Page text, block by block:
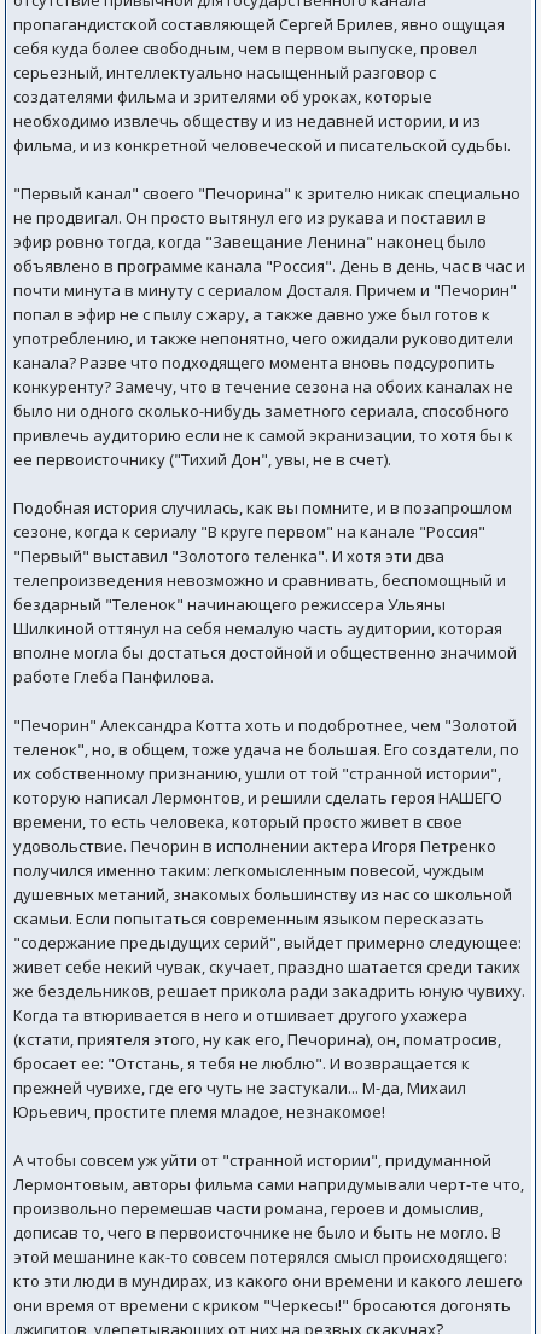
пропагандистской составляющей Сергей Брилев, явно ощущая
себя куда более свободным, чем в первом выпуске, провел
серьезный, интеллектуально насыщенный разговор с
создателями фильма и зрителями об уроках, которые
необходимо извлечь обществу и из недавней истории, и из
фильма, и из конкретной человеческой и писательской судьбы.
"Первый канал" своего "Печорина" к зрителю никак специально
не продвигал. Он просто вытянул его из рукава и поставил в
эфир ровно тогда, когда "Завещание Ленина" наконец было
объявлено в программе канала "Россия". День в день, час в час и
почти минута в минуту с сериалом Досталя. Причем и "Печорин"
попал в эфир не с пылу с жару, а также давно уже был готов к
употреблению, и также непонятно, чего ожидали руководители
канала? Разве что подходящего момента вновь подсуропить
конкуренту? Замечу, что в течение сезона на обоих каналах не
было ни одного сколько-нибудь заметного сериала, способного
привлечь аудиторию если не к самой экранизации, то хотя бы к
ее первоисточнику ("Тихий Дон", увы, не в счет).
Подобная история случилась, как вы помните, и в позапрошлом
сезоне, когда к сериалу "В круге первом" на канале "Россия"
"Первый" выставил "Золотого теленка". И хотя эти два
телепроизведения невозможно и сравнивать, беспомощный и
бездарный "Теленок" начинающего режиссера Ульяны
Шилкиной оттянул на себя немалую часть аудитории, которая
вполне могла бы достаться достойной и общественно значимой
работе Глеба Панфилова.
"Печорин" Александра Котта хоть и подобротнее, чем "Золотой
теленок", но, в общем, тоже удача не большая. Его создатели, по
их собственному признанию, ушли от той "странной истории",
которую написал Лермонтов, и решили сделать героя НАШЕГО
времени, то есть человека, который просто живет в свое
удовольствие. Печорин в исполнении актера Игоря Петренко
получился именно таким: легкомысленным повесой, чуждым
душевных метаний, знакомых большинству из нас со школьной
скамьи. Если попытаться современным языком пересказать
"содержание предыдущих серий", выйдет примерно следующее:
живет себе некий чувак, скучает, праздно шатается среди таких
же бездельников, решает прикола ради закадрить юную чувиху.
Когда та втюривается в него и отшивает другого ухажера
(кстати, приятеля этого, ну как его, Печорина), он, поматросив,
бросает ее: "Отстань, я тебя не люблю". И возвращается к
прежней чувихе, где его чуть не застукали... М-да, Михаил
Юрьевич, простите племя младое, незнакомое!
А чтобы совсем уж уйти от "странной истории", придуманной
Лермонтовым, авторы фильма сами напридумывали черт-те что,
произвольно перемешав части романа, героев и домыслив,
дописав то, чего в первоисточнике не было и быть не могло. В
этой мешанине как-то совсем потерялся смысл происходящего:
кто эти люди в мундирах, из какого они времени и какого лешего
они время от времени с криком "Черкесы!" бросаются догонять
джигитов, улепетывающих от них на резвых скакунах?